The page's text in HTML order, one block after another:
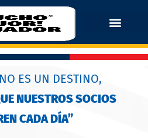
ES UN DESTINO,
NUESTROS SOCIOS
CADA DÍA”